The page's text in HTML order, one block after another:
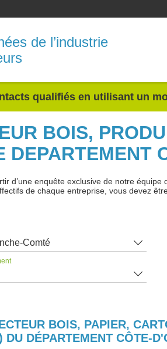
de l’industrie
qualifiés en utilisant un
BOIS,
DEPARTEMENT
d’une enquête exclusive de notre
de chaque entreprise, vous devez
Comté
BOIS, PAPIER,
DU DÉPARTEMENT CÔTE-